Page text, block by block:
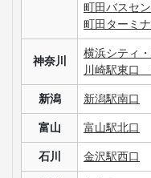
町田バスセ
町田ターミ
神奈川
横浜シティ
川崎駅東口
新潟 新潟駅南口
富山 富山駅北口
石川 金沢駅西口